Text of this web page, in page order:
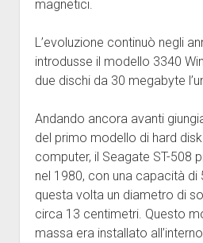
magnetici.
L’evoluzione continuò negli
introdusse il modello 3340
due dischi da 30 megabyte
Andando ancora avanti
del primo modello di hard
computer, il Seagate ST-508
nel 1980, con una capacità di
questa volta un diametro di
circa 13 centimetri. Questo
massa era installato